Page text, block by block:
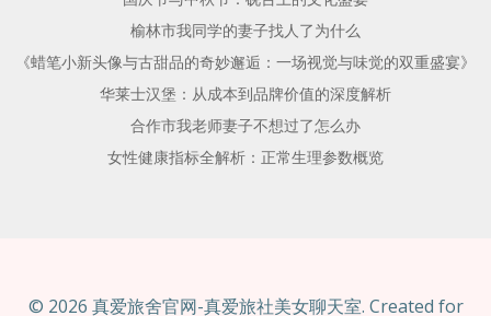
榆林市我同学的妻子找人了为什么
《蜡笔小新头像与古甜品的奇妙邂逅：一场视觉与味觉的双重盛宴》
华莱士汉堡：从成本到品牌价值的深度解析
合作市我老师妻子不想过了怎么办
女性健康指标全解析：正常生理参数概览
© 2026 真爱旅舍官网-真爱旅社美女聊天室. Created for